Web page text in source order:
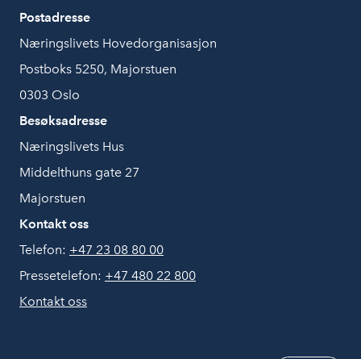
Postadresse
Næringslivets Hovedorganisasjon
Postboks 5250, Majorstuen
0303 Oslo
Besøksadresse
Næringslivets Hus
Middelthuns gate 27
Majorstuen
Kontakt oss
Telefon: +47 23 08 80 00
Pressetelefon: +47 480 22 800
Kontakt oss